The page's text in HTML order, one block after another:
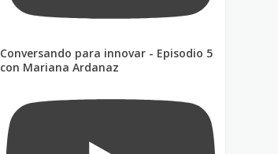
Conversando para innovar - Episodio 5
con Mariana Ardanaz